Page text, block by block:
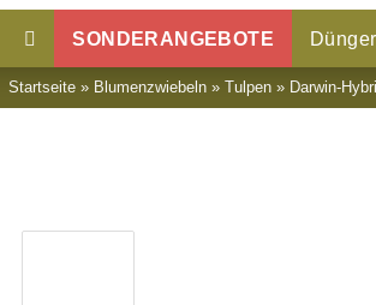
SONDERANGEBOTE Dünger
Blumensaatgut Blumenwiesen
Startseite » Blumenzwiebeln » Tulpen » Darwin-